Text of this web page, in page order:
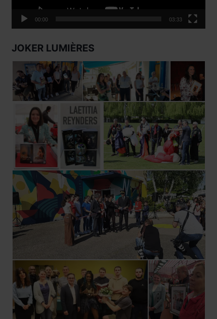
00:00 03:33
JOKER LUMIÈRES